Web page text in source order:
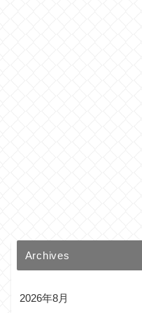
Archives
2026年8月